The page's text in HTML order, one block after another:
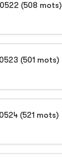
(508 mots)
(501 mots)
(521 mots)